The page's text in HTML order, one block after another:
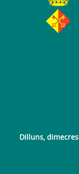
Dilluns,